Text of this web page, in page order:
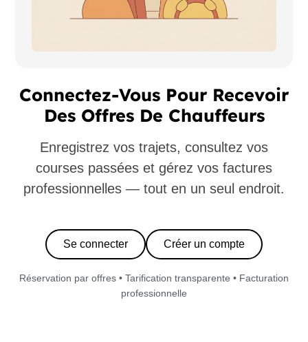
Connectez-Vous Pour Recevoir
Des Offres De Chauffeurs
Enregistrez vos trajets, consultez vos
courses passées et gérez vos factures
professionnelles — tout en un seul endroit.
Se connecter Créer un compte
Réservation par offres • Tarification transparente • Facturation
professionnelle